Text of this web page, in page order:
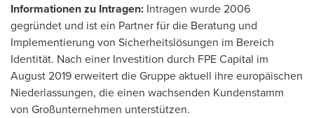
Informationen zu Intragen: Intragen wurde 2006
gegründet und ist ein Partner für die Beratung und
Implementierung von Sicherheitslösungen im Bereich
Identität. Nach einer Investition durch FPE Capital im
August 2019erweitert die Gruppe aktuell ihre europäischen
Niederlassungen, die einen wachsenden Kundenstamm
von Großunternehmen unterstützen.